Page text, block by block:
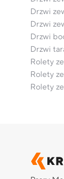
Drzwi
Drzwi
Drzwi
Drzwi
Rolety
Rolety
Rolety